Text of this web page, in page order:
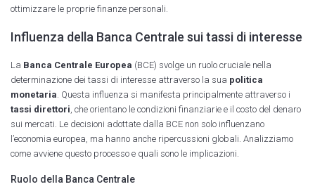
ottimizzare le proprie finanze personali.
Influenza della Banca Centrale sui tassi di interesse
La Banca Centrale Europea (BCE) svolge un ruolo cruciale nella
determinazione dei tassi di interesse attraverso la sua politica
monetaria . Questa influenza si manifesta principalmente attraverso i
tassi direttori , che orientano le condizioni finanziarie e il costo del denaro
sui mercati. Le decisioni adottate dalla BCE non solo influenzano
l’economia europea, ma hanno anche ripercussioni globali. Analizziamo
come avviene questo processo e quali sono le implicazioni.
Ruolo della Banca Centrale